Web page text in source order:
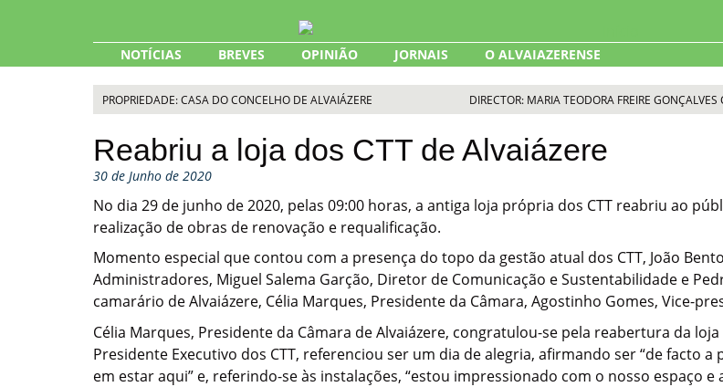
NOTÍCIAS BREVES OPINIÃO JORNAIS O ALVAIAZERENSE
PROPRIEDADE: CASA DO CONCELHO DE ALVAIÁZERE DIRECTOR: MARIA TEODORA FREIRE GONÇALVES
Reabriu a loja dos CTT de Alvaiázere
30 de Junho de 2020
No dia 29 de junho de 2020, pelas 09:00 horas, a antiga loja própria dos CTT reabriu ao
realização de obras de renovação e requalificação.
Momento especial que contou com a presença do topo da gestão atual dos CTT, João
Administradores, Miguel Salema Garção, Diretor de Comunicação e Sustentabilidade e
camarário de Alvaiázere, Célia Marques, Presidente da Câmara, Agostinho Gomes, Vice-
Célia Marques, Presidente da Câmara de Alvaiázere, congratulou-se pela reabertura da
Presidente Executivo dos CTT, referenciou ser um dia de alegria, afirmando ser “de facto
em estar aqui” e, referindo-se às instalações, “estou impressionado com o nosso espaço e